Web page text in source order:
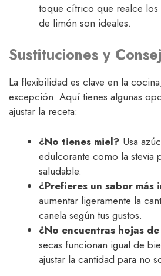
toque cítrico que realce los
de limón son ideales.
Sustituciones y
La flexibilidad es clave en la
excepción. Aquí tienes algunas
ajustar la receta:
¿No tienes miel? Usa
edulcorante como la stevia
saludable.
¿Prefieres un sabor más
aumentar ligeramente la
canela según tus gustos.
¿No encuentras hojas
secas funcionan igual de
ajustar la cantidad para no